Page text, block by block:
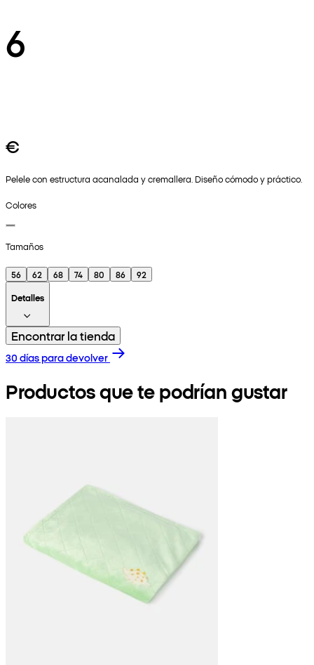
6
€
Pelele con estructura acanalada y cremallera. Diseño cómodo y práctico.
Colores
Tamaños
56 62 68 74 80 86
92
Detalles
Encontrar la tienda
30 días para devolver
Productos que te podrían gustar